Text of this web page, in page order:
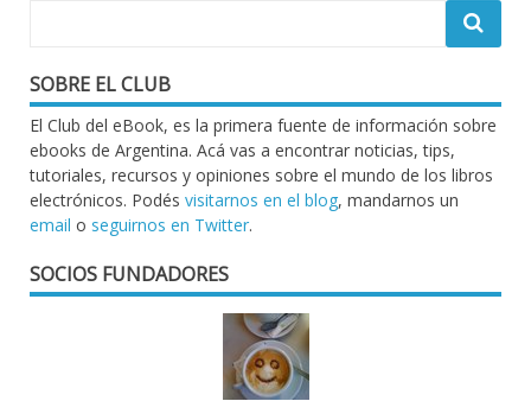
SOBRE EL CLUB
El Club del eBook, es la primera fuente de información sobre
ebooks de Argentina. Acá vas a encontrar noticias, tips,
tutoriales, recursos y opiniones sobre el mundo de los libros
electrónicos. Podés visitarnos en el blog, mandarnos un
email o seguirnos en Twitter.
SOCIOS FUNDADORES